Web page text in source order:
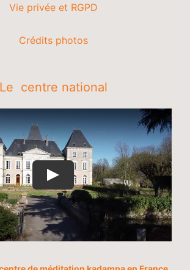
Vie privée et RGPD
Crédits photos
Le centre national